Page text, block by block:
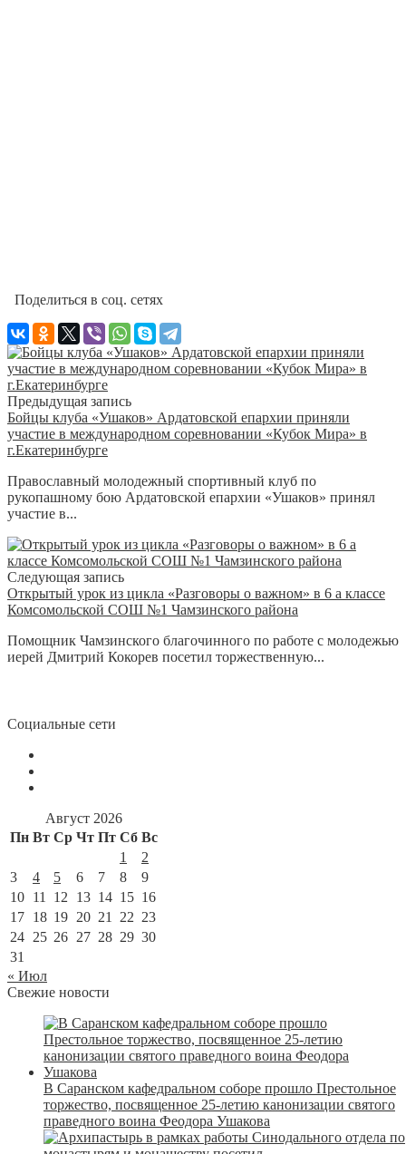
Поделиться в соц. сетях
Предыдущая запись
Бойцы клуба «Ушаков» Ардатовской епархии приняли
участие в международном соревновании «Кубок Мира» в
г.Екатеринбурге
Православный молодежный спортивный клуб по
рукопашному бою Ардатовской епархии «Ушаков» принял
участие в...
Следующая запись
Открытый урок из цикла «Разговоры о важном» в 6 а классе
Комсомольской СОШ №1 Чамзинского района
Помощник Чамзинского благочинного по работе с молодежью
иерей Дмитрий Кокорев посетил торжественную...
Социальные сети
Август 2026
Пн Вт Ср Чт Пт Сб Вс
1
2
3
4 5 6 7 8
9
10 11 12 13 14 15 16
17 18 19 20 21 22 23
24 25 26 27 28 29 30
31
« Июл
Свежие новости
В Саранском кафедральном соборе прошло Престольное
торжество, посвященное 25-летию канонизации святого
праведного воина Феодора Ушакова